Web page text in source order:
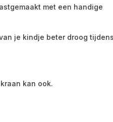
met een handige
je kindje beter droog tijdens
kan ook.